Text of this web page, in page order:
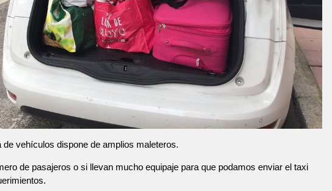
de vehículos dispone de amplios maleteros.
de pasajeros o si llevan mucho equipaje para que podamos enviar el taxi